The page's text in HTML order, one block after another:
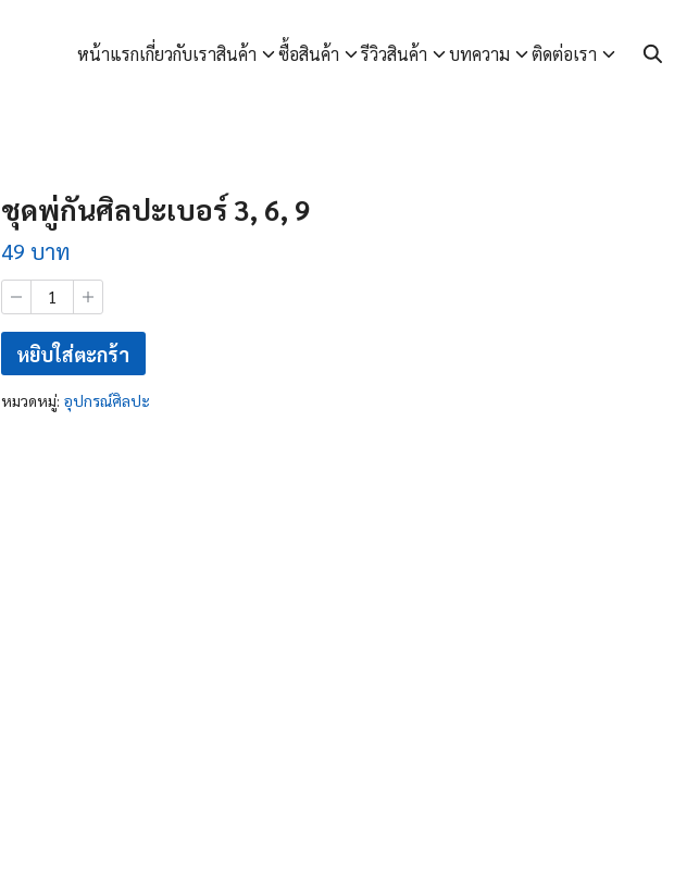
หน้าแรกเกี่ยวกับเราสินค้า ซื้อสินค้า รีวิวสินค้า บทความ ติดต่อเรา
ชุดพู่กันศิลปะเบอร์ 3, 6, 9
49 บาท
ชุด
พู่กัน
ศิลปะ
เบอร์
3,
6,
หยิบใส่ตะกร้า
หมวดหมู่: อุปกรณ์ศิลปะ